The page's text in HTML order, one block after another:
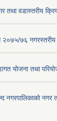
वडास्तरीय
२०७५/७६ नगरस्तरीय
योजना तथा
नगर